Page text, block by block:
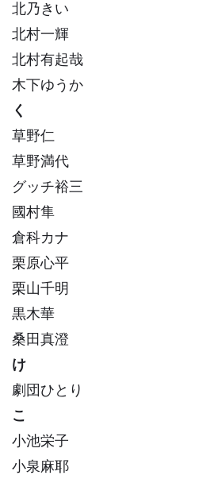
北乃きい
北村一輝
北村有起哉
木下ゆうか
く
草野仁
草野満代
グッチ裕三
國村隼
倉科カナ
栗原心平
栗山千明
黒木華
桑田真澄
け
劇団ひとり
こ
小池栄子
小泉麻耶